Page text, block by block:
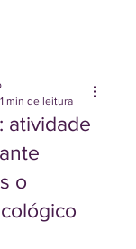
atividade
o
1 min de leitura